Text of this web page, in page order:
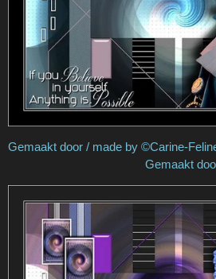
Gemaakt door / made by
Gemaakt door /